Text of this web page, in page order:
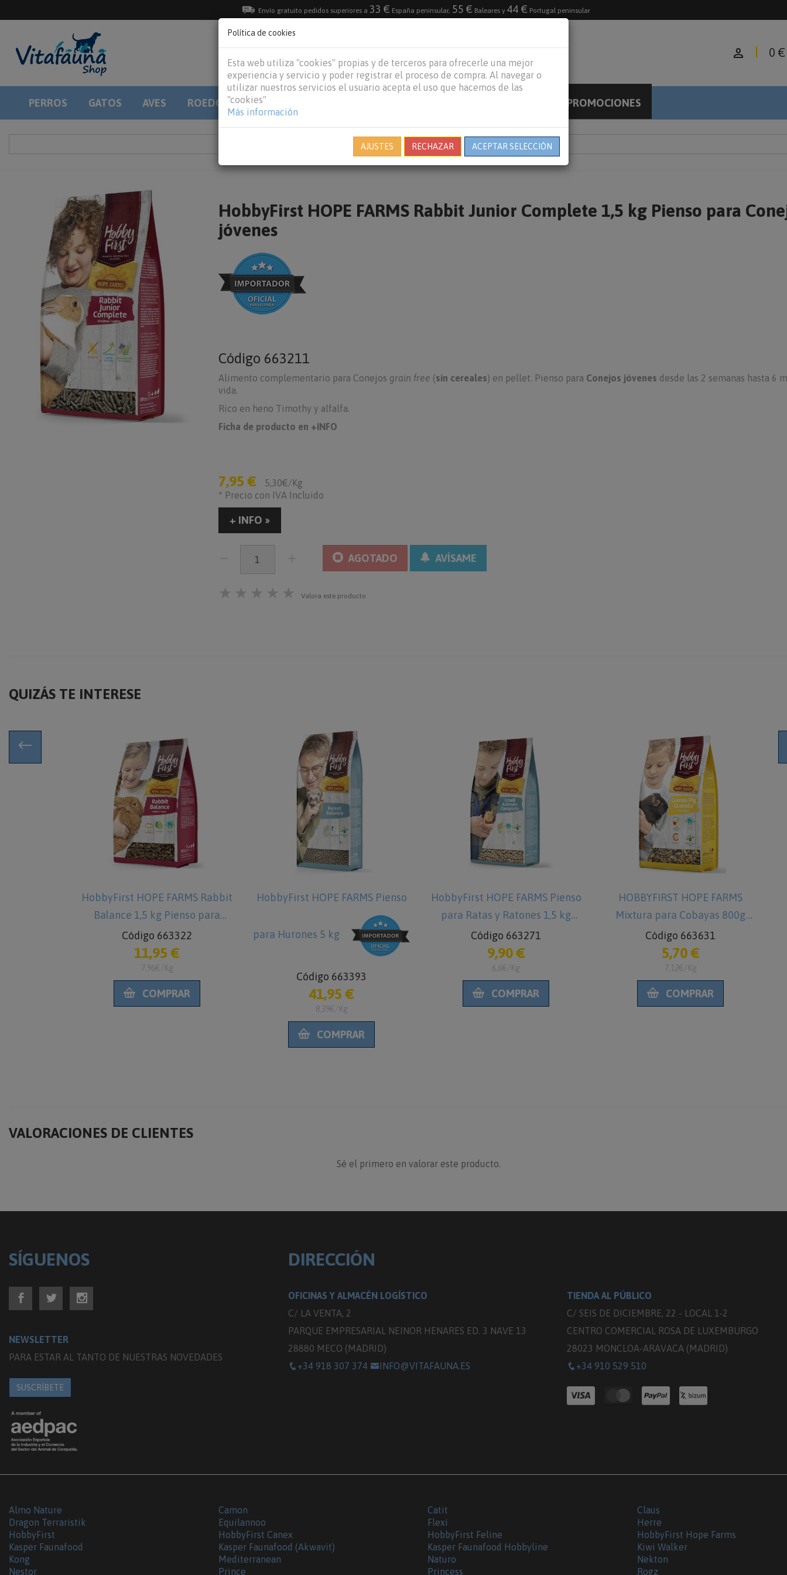
Envío gratuito pedidos superiores a 33 € España peninsular, 55 € Baleares y 44 € Portugal peninsular
DESTACADO
VACACIONES DE VERANO 2026 person 0 €
PERROS GATOS AVES ROEDORES REPTILES PROMOCIONES
HobbyFirst HOPE FARMS Rabbit Junior Complete 1,5 kg Pienso para
jóvenes
Código 663211
Alimento complementario para Conejos grain free (sin cereales) en pellet. Pienso para Conejos jóvenes desde las 2 semanas hasta 6
vida.
Rico en heno Timothy y alfalfa.
Ficha de producto en +INFO
7,95 €
5,30€/Kg
* Precio con IVA Incluido
+ INFO »
AGOTADO AVÍSAME
★ ★ ★ ★ ★ Valora este producto
QUIZÁS TE INTERESE
HobbyFirst HOPE FARMS Rabbit
Balance 1,5 kg Pienso para
Conejos
Código 663322
11,95 €
7,96€/Kg
COMPRAR
HobbyFirst HOPE FARMS Pienso
para Hurones 5 kg
Código 663393
41,95 €
8,39€/Kg
COMPRAR
HobbyFirst HOPE FARMS Pienso
para Ratas y Ratones 1,5 kg
Código 663271
9,90 €
6,6€/Kg
COMPRAR
HOBBYFIRST HOPE FARMS
Mixtura para Cobayas 800g
Código 663631
5,70 €
7,12€/Kg
COMPRAR
VALORACIONES DE CLIENTES
Sé el primero en valorar este producto.
SÍGUENOS
NEWSLETTER
PARA ESTAR AL TANTO DE NUESTRAS NOVEDADES
SUSCRÍBETE
DIRECCIÓN
OFICINAS Y ALMACÉN LOGÍSTICO
C/ LA VENTA, 2
PARQUE EMPRESARIAL NEINOR HENARES ED. 3 NAVE 13
28880 MECO (MADRID)
+34 918 307 374
INFO@VITAFAUNA.ES
TIENDA AL PÚBLICO
C/ SEIS DE DICIEMBRE, 22 - LOCAL 1-2
CENTRO COMERCIAL ROSA DE LUXEMBURGO
28023 MONCLOA-ARAVACA (MADRID)
+34 910 529 510
Almo Nature Camon Catit
Claus
Dragon Terraristik
Equilannoo Flexi
Herre
HobbyFirst
HobbyFirst Canex HobbyFirst Feline
HobbyFirst Hope Farms
Kasper Faunafood
Kasper Faunafood (Akwavit) Kasper Faunafood Hobbyline
Kiwi Walker
Kong
Mediterranean Naturo
Nekton
Nestor
Prince Princess Rogz
Política de cookies
Esta web utiliza "cookies" propias y de terceros para ofrecerle una mejor
experiencia y servicio y poder registrar el proceso de compra. Al navegar o
utilizar nuestros servicios el usuario acepta el uso que hacemos de las
"cookies"
Más información
AJUSTES RECHAZAR ACEPTAR SELECCIÓN